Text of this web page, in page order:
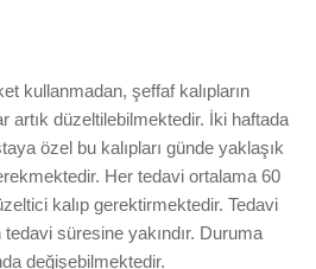
kullanmadan, şeffaf kalıpların
artık düzeltilebilmektedir. İki haftada
özel bu kalıpları günde yaklaşık
Her tedavi ortalama 60
kalıp gerektirmektedir. Tedavi
süresine yakındır. Duruma
değişebilmektedir.